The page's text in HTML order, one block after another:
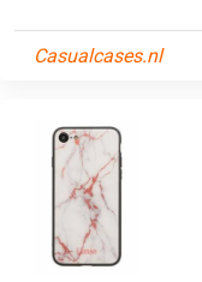
Casualcases.nl